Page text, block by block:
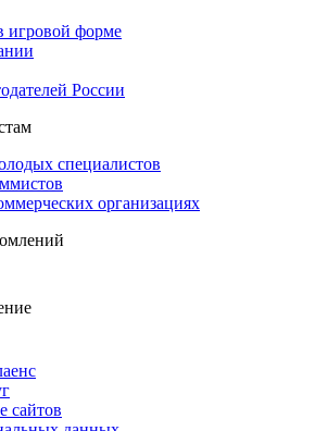
игровой форме
России
специалистов
организациях
сайтов